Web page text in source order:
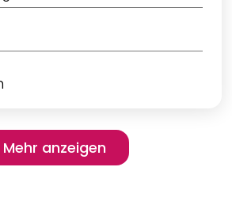
Pagination
Mehr anzeigen
Mehr anzeigen